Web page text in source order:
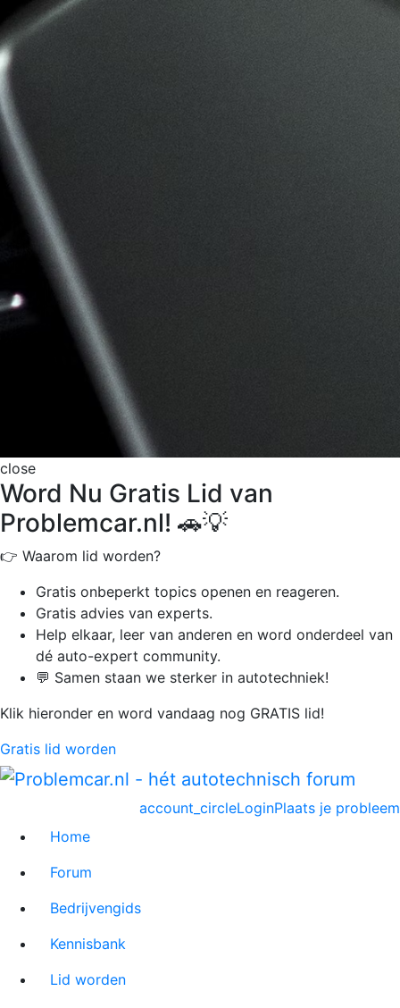
close
Word Nu Gratis Lid van
Problemcar.nl! 🚗💡
👉 Waarom lid worden?
Gratis onbeperkt topics openen en reageren.
Gratis advies van experts.
Help elkaar, leer van anderen en word onderdeel van
dé auto-expert community.
💬 Samen staan we sterker in autotechniek!
Klik hieronder en word vandaag nog GRATIS lid!
Gratis lid worden
Plaats je probleem
account_circleLogin
Home
Forum
Bedrijvengids
Kennisbank
Lid worden